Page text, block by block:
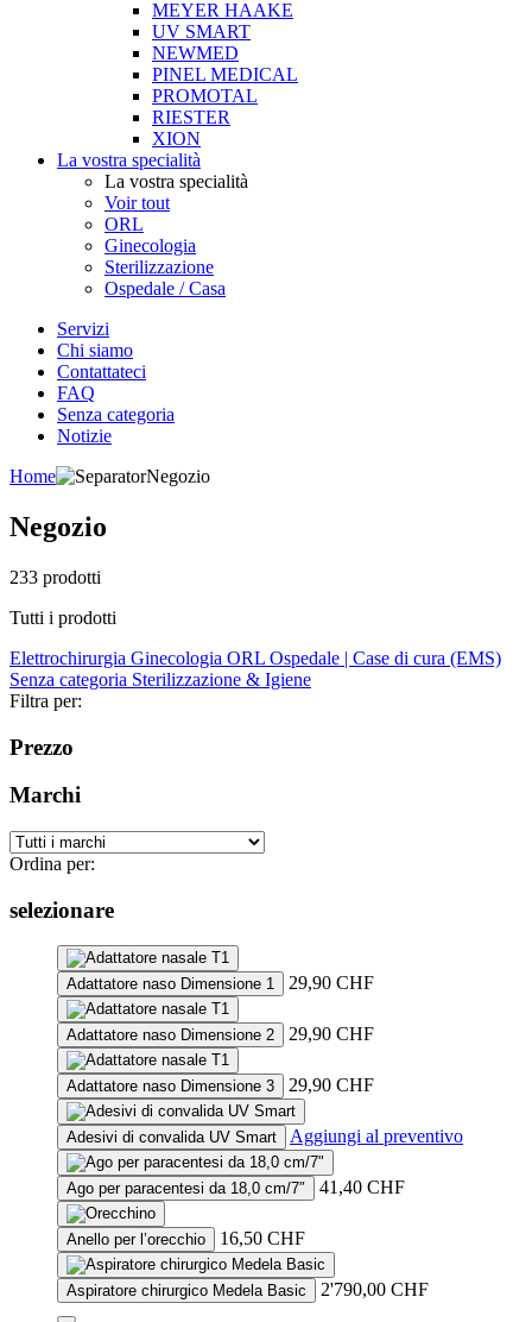
MEYER HAAKE
UV SMART
NEWMED
PINEL MEDICAL
PROMOTAL
RIESTER
XION
La vostra specialità
La vostra specialità
Voir tout
ORL
Ginecologia
Sterilizzazione
Ospedale / Casa
Servizi
Chi siamo
Contattateci
FAQ
Senza categoria
Notizie
Home
Negozio
Negozio
233 prodotti
Tutti i prodotti
Elettrochirurgia Ginecologia ORL Ospedale | Case di cura (EMS)
Senza categoria Sterilizzazione & Igiene
Filtra per:
Prezzo
Marchi
Ordina per:
selezionare
Adattatore naso Dimensione 1 29,90 CHF
Adattatore naso Dimensione 2 29,90 CHF
Adattatore naso Dimensione 3 29,90 CHF
Adesivi di convalida UV Smart Aggiungi al preventivo
Ago per paracentesi da 18,0 cm/7″ 41,40 CHF
Anello per l’orecchio 16,50 CHF
Aspiratore chirurgico Medela Basic 2'790,00 CHF